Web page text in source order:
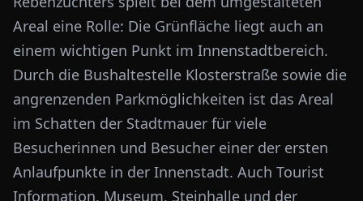
Areal eine Rolle: Die Grünfläche liegt auch an
einem wichtigen Punkt im Innenstadtbereich.
Durch die Bushaltestelle Klosterstraße sowie die
angrenzenden Parkmöglichkeiten ist das Areal
im Schatten der Stadtmauer für viele
Besucherinnen und Besucher einer der ersten
Anlaufpunkte in der Innenstadt. Auch Tourist
Information, Museum, Steinhalle und der